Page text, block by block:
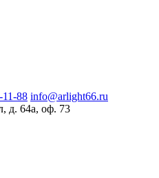
88 info@arlight66.ru
д. 64а, оф. 73